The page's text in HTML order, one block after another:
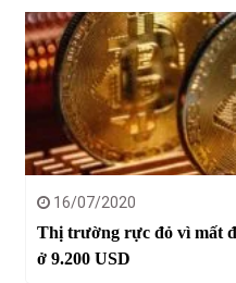
16/07/2020
Thị trường rực đỏ vì mất
ở 9.200 USD